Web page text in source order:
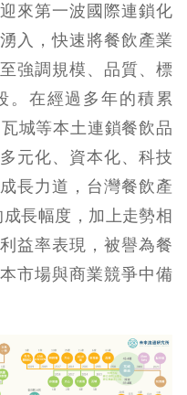
來第一波國際連鎖化
入，快速將餐飲產業
強調規模、品質、標
。在經過多年的積累
城等本土連鎖餐飲品
元化、資本化、科技
長力道，台灣餐飲產
長幅度，加上走勢相
益率表現，被譽為餐
市場與商業競爭中備